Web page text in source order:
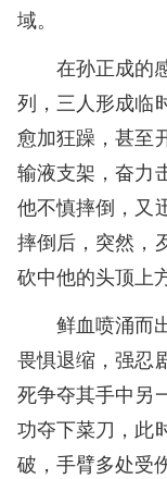
域。
在孙正成的
列，三人形成临
愈加狂躁，甚至
输液支架，奋力
他不慎摔倒，又
摔倒后，突然，
砍中他的头顶上方
鲜血喷涌而
畏惧退缩，强忍
死争夺其手中另
功夺下菜刀，此
破，手臂多处受伤